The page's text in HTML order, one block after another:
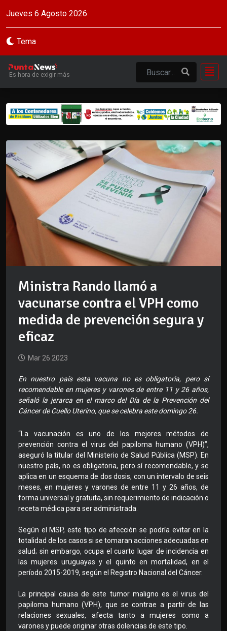
Jueves 6 Agosto 2026
Tema
Es hora de exigir más
Ministra Rando llamó a
vacunarse contra el VPH como
medida de prevención segura y
eficaz
Mar 26 2023
En nuestro país esta vacuna no es obligatoria, pero sí
recomendable en mujeres y varones de entre 11 y 26 años,
señaló la jerarca en el marco del Día de la Prevención del
Cáncer de Cuello Uterino, que se celebra este domingo 26.
“La vacunación es uno de los mejores métodos de
prevención contra el virus del papiloma humano (VPH)”,
aseguró la titular del Ministerio de Salud Pública (MSP). En
nuestro país, no es obligatoria, pero sí recomendable, y se
aplica en un esquema de dos dosis, con un intervalo de seis
meses, en mujeres y varones de entre 11 y 26 años, de
forma universal y gratuita, sin requerimiento de indicación o
receta médica para ser administrada.
Según el MSP, este tipo de afección se podría evitar en la
totalidad de los casos si se tomaran acciones adecuadas en
salud; sin embargo, ocupa el cuarto lugar de incidencia en
las mujeres uruguayas y el quinto en mortalidad, en el
período 2015-2019, según el Registro Nacional del Cáncer.
La principal causa de este tumor maligno es el virus del
papiloma humano (VPH), que se contrae a partir de las
relaciones sexuales, afecta tanto a mujeres como a
varones y puede originar otras dolencias de este tipo.